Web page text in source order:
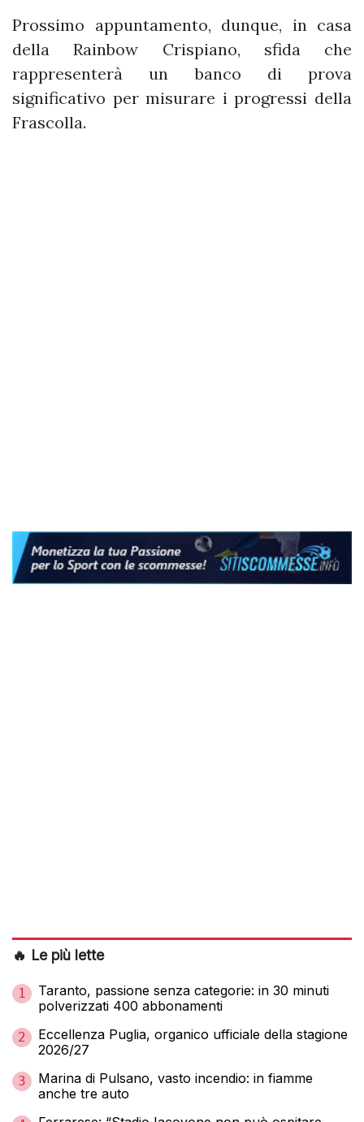
Prossimo appuntamento, dunque, in casa
della Rainbow Crispiano, sfida che
rappresenterà un banco di prova
significativo per misurare i progressi della
Frascolla.
🔥 Le più lette
1
Taranto, passione senza categorie: in 30 minuti
polverizzati 400 abbonamenti
2
Eccellenza Puglia, organico ufficiale della stagione
2026/27
3
Marina di Pulsano, vasto incendio: in fiamme
anche tre auto